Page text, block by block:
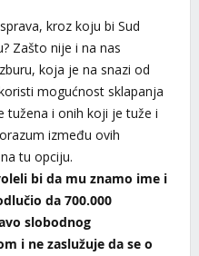
kroz koju bi Sud
Zašto nije i na nas
koja je na snazi od
mogućnost sklapanja
tužena i onih koji je tuže i
između ovih
tu opciju.
bi da mu znamo ime i
da 700.000
slobodnog
i ne zaslužuje da se o